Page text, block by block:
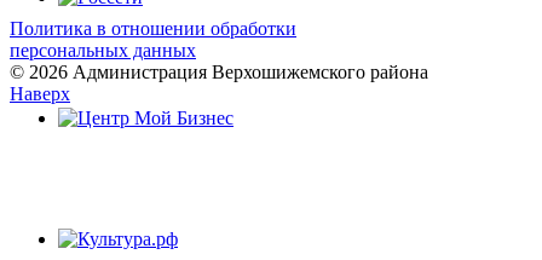
Политика в отношении обработки
персональных данных
© 2026 Администрация Верхошижемского района
Наверх